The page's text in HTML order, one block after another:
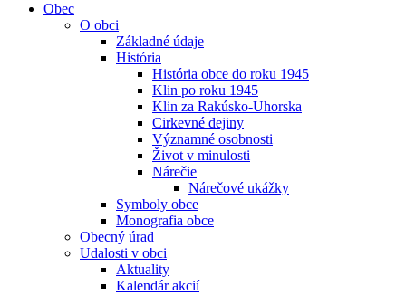
Obec
O obci
Základné údaje
História
História obce do roku 1945
Klin po roku 1945
Klin za Rakúsko-Uhorska
Cirkevné dejiny
Významné osobnosti
Život v minulosti
Nárečie
Nárečové ukážky
Symboly obce
Monografia obce
Obecný úrad
Udalosti v obci
Aktuality
Kalendár akcií